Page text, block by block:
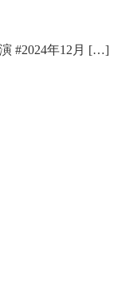
#2024年12月 […]